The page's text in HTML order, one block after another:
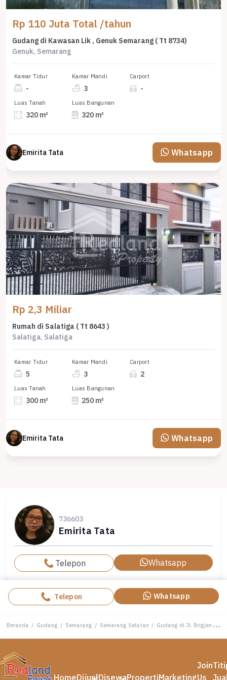
Rp 110 Juta Total /tahun
Gudang di Kawasan Lik , Genuk Semarang ( Tt 8734)
Genuk, Semarang
Kamar Tidur
-
Kamar Mandi
3
Carport
-
Luas Tanah
320 m²
Luas Bangunan
320 m²
Emirita Tata Whatsapp
Rp 2,3 Miliar
Rumah di Salatiga ( Tt 8643 )
Salatiga, Salatiga
Kamar Tidur
5
Kamar Mandi
3
Carport
2
Luas Tanah
300 m²
Luas Bangunan
250 m²
Emirita Tata Whatsapp
736603
Emirita Tata
Telepon Whatsapp
Telepon Whatsapp
Beranda / Gudang / Semarang / Semarang Selatan / Gudang di Jl. Brigjen Katamso, Semarang ( Tt Si 8301 )
HomeDijualDisewaPropertiMarketing
Join
Us